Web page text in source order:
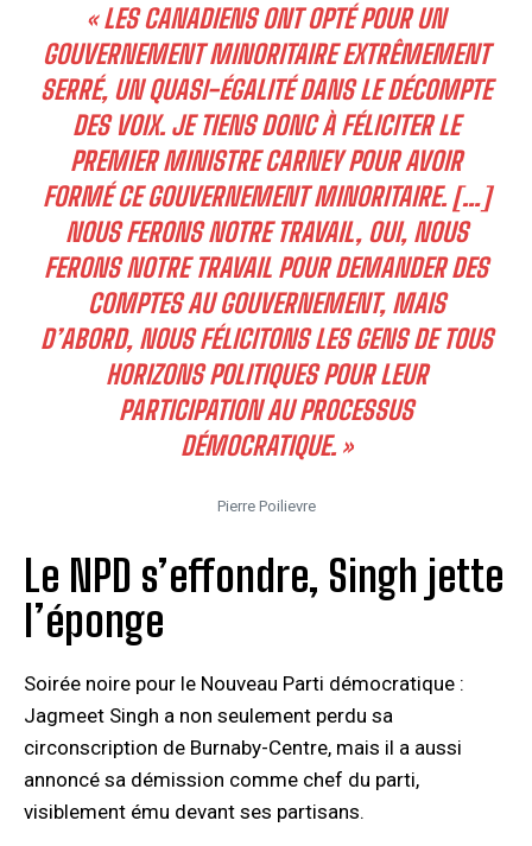
« LES CANADIENS ONT OPTÉ POUR UN
GOUVERNEMENT MINORITAIRE EXTRÊMEMENT
SERRÉ, UN QUASI-ÉGALITÉ DANS LE DÉCOMPTE
DES VOIX. JE TIENS DONC À FÉLICITER LE
PREMIER MINISTRE CARNEY POUR AVOIR
FORMÉ CE GOUVERNEMENT MINORITAIRE. […]
NOUS FERONS NOTRE TRAVAIL, OUI, NOUS
FERONS NOTRE TRAVAIL POUR DEMANDER DES
COMPTES AU GOUVERNEMENT, MAIS
D’ABORD, NOUS FÉLICITONS LES GENS DE TOUS
HORIZONS POLITIQUES POUR LEUR
PARTICIPATION AU PROCESSUS
DÉMOCRATIQUE. »
Pierre Poilievre
Le NPD s’effondre, Singh jette
l’éponge
Soirée noire pour le Nouveau Parti démocratique :
Jagmeet Singh a non seulement perdu sa
circonscription de Burnaby-Centre, mais il a aussi
annoncé sa démission comme chef du parti,
visiblement ému devant ses partisans.